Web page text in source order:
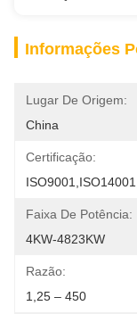
Informações
Lugar De Origem:
China
Certificação:
Faixa De Potência:
4KW-4823KW
Razão:
1,25 – 450